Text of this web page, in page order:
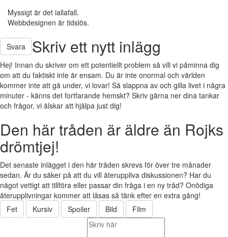
Myssigt är det iallafall.
Webbdesignen är tidslös.
Svara Skriv ett nytt inlägg
Hej! Innan du skriver om ett potentiellt problem så vill vi påminna dig
om att du faktiskt inte är ensam. Du är inte onormal och världen
kommer inte att gå under, vi lovar! Så slappna av och gilla livet i några
minuter - känns det fortfarande hemskt? Skriv gärna ner dina tankar
och frågor, vi älskar att hjälpa just dig!
Den här tråden är äldre än Rojks
drömtjej!
Det senaste inlägget i den här tråden skrevs för över tre månader
sedan. Är du säker på att du vill återuppliva diskussionen? Har du
något vettigt att tillföra eller passar din fråga i en ny tråd? Onödiga
återupplivningar kommer att låsas så tänk efter en extra gång!
Fet
Kursiv Spoiler Bild Film